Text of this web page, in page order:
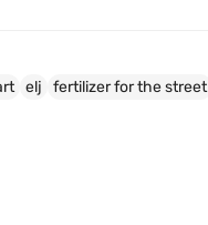
elj fertilizer for the street